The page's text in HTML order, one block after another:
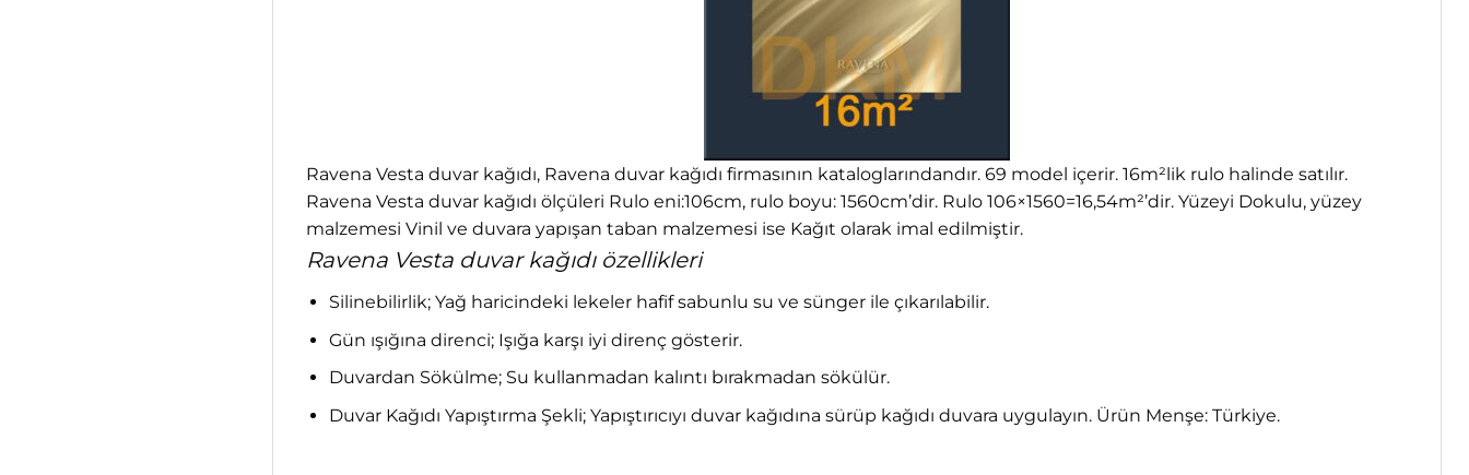
Ravena Vesta duvar kağıdı, Ravena duvar kağıdı firmasının kataloglarındandır. 69 model içerir. 16m²lik rulo halinde satılır.
Ravena Vesta duvar kağıdı ölçüleri Rulo eni:106cm, rulo boyu: 1560cm’dir. Rulo 106×1560=16,54m²’dir. Yüzeyi Dokulu, yüzey
malzemesi Vinil ve duvara yapışan taban malzemesi ise Kağıt olarak imal edilmiştir.
Ravena Vesta duvar kağıdı özellikleri
Silinebilirlik; Yağ haricindeki lekeler hafif sabunlu su ve sünger ile çıkarılabilir.
Gün ışığına direnci; Işığa karşı iyi direnç gösterir.
Duvardan Sökülme; Su kullanmadan kalıntı bırakmadan sökülür.
Duvar Kağıdı Yapıştırma Şekli; Yapıştırıcıyı duvar kağıdına sürüp kağıdı duvara uygulayın. Ürün Menşe: Türkiye.